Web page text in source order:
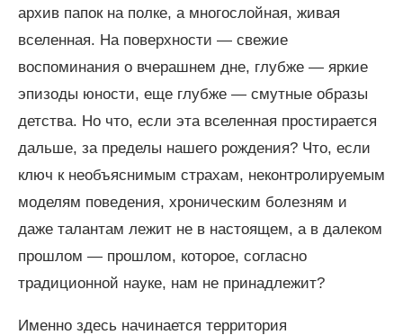
архив папок на полке, а многослойная, живая
вселенная. На поверхности — свежие
воспоминания о вчерашнем дне, глубже — яркие
эпизоды юности, еще глубже — смутные образы
детства. Но что, если эта вселенная простирается
дальше, за пределы нашего рождения? Что, если
ключ к необъяснимым страхам, неконтролируемым
моделям поведения, хроническим болезням и
даже талантам лежит не в настоящем, а в далеком
прошлом — прошлом, которое, согласно
традиционной науке, нам не принадлежит?
Именно здесь начинается территория